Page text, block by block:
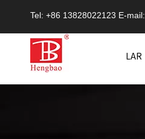
Tel: +86 13828022123 E-mail:
LAR